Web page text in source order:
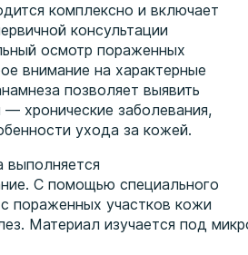
комплексно и включает
консультации
осмотр пораженных
внимание на характерные
позволяет выявить
хронические заболевания,
ухода за кожей.
выполняется
С помощью специального
пораженных участков кожи
Материал изучается под